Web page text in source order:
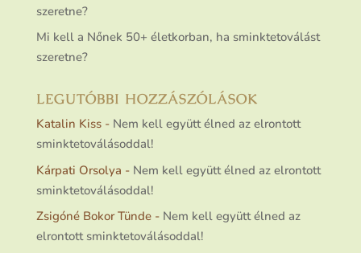
szeretne?
Mi kell a Nőnek 50+ életkorban, ha sminktetoválást
szeretne?
LEGUTÓBBI HOZZÁSZÓLÁSOK
Katalin Kiss- Nem kell együtt élned az elrontott
sminktetoválásoddal!
Kárpati Orsolya - Nem kell együtt élned az elrontott
sminktetoválásoddal!
Zsigóné Bokor Tünde- Nem kell együtt élned az
elrontott sminktetoválásoddal!